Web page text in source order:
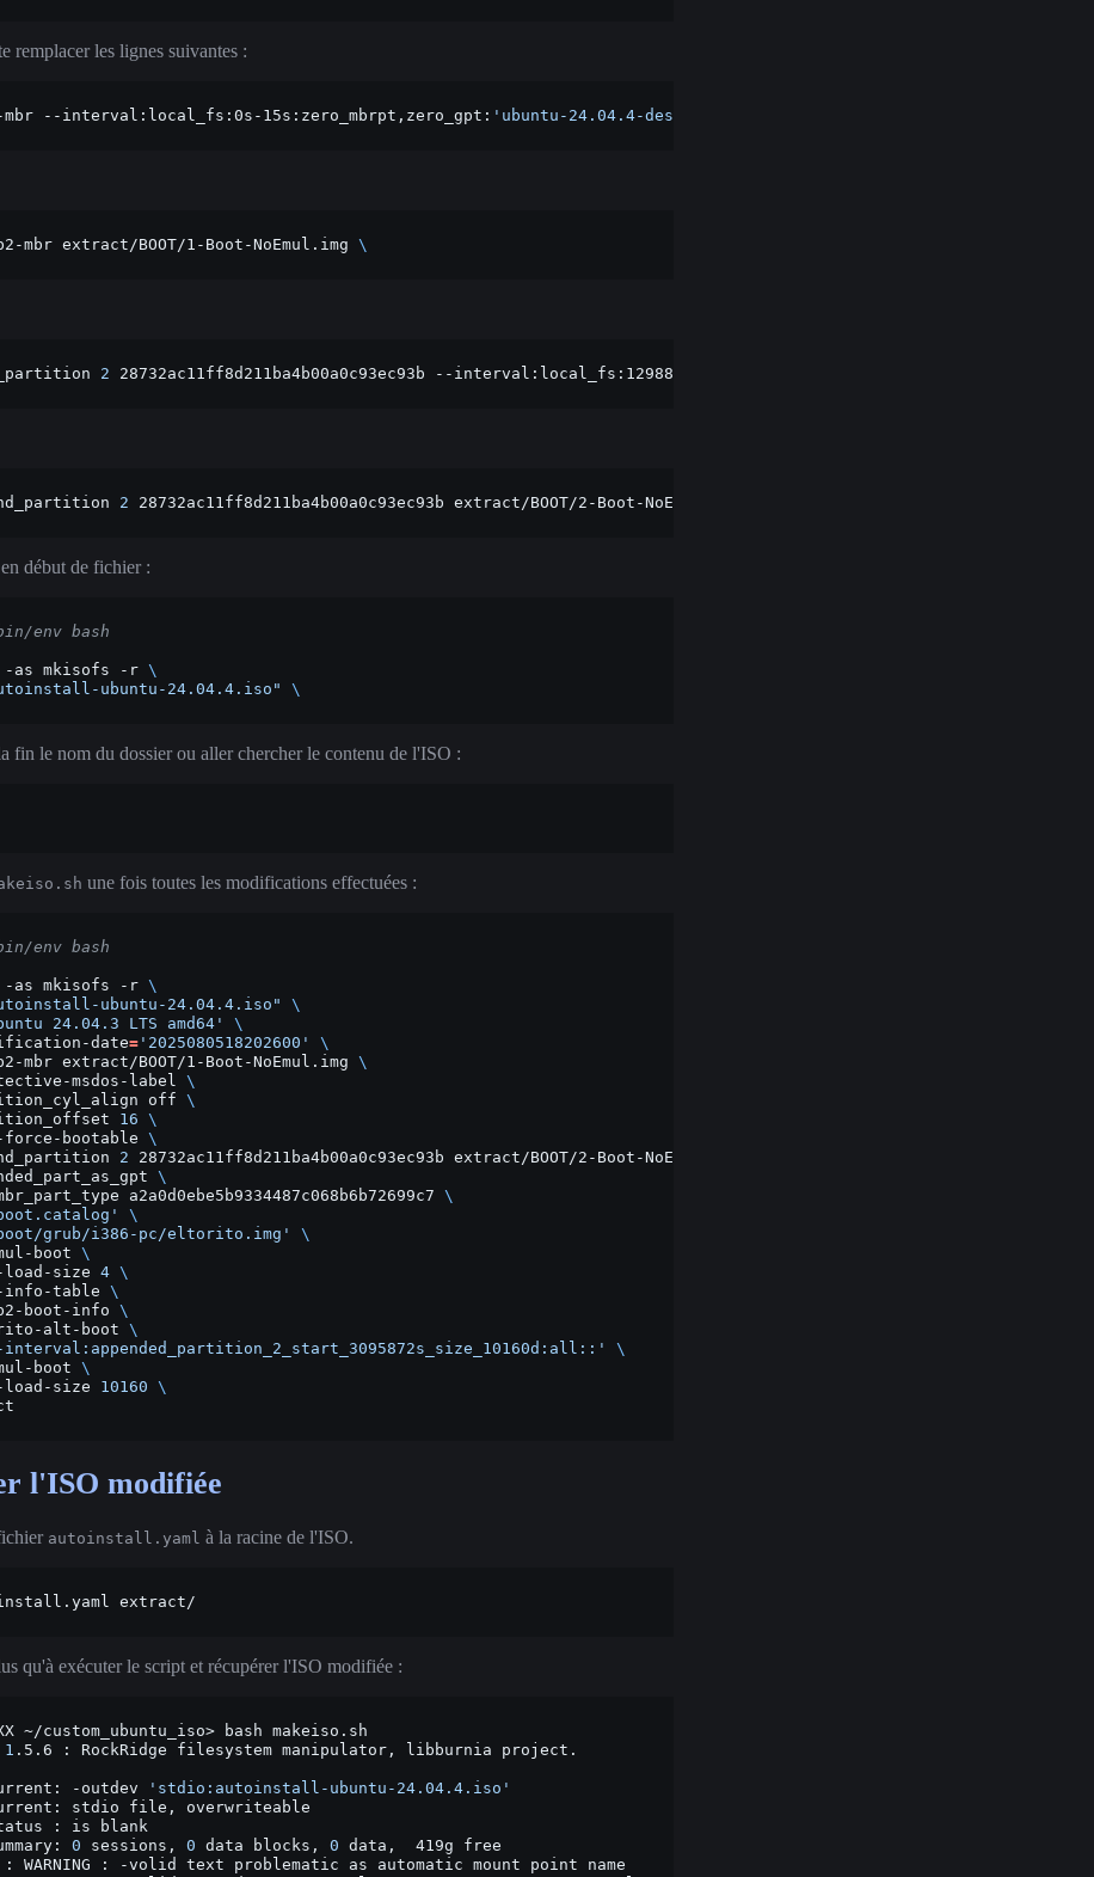
remplacer les lignes suivantes :
--interval:local_fs:0s-15s:zero_mbrpt,zero_gpt: 'ubuntu-24.04.4-desktop-amd64.iso'
mbr extract/BOOT/1-Boot-NoEmul.img \
2 28732ac11ff8d211ba4b00a0c93ec93b --interval:local_fs:12988432d-12998591d::
2 28732ac11ff8d211ba4b00a0c93ec93b extract/BOOT/2-Boot-NoEmul.img
début de fichier :
env bash
-as mkisofs -r \
ubuntu-24.04.4.iso" \
fin le nom du dossier ou aller chercher le contenu de l'ISO :
une fois toutes les modifications effectuées :
env bash
-as mkisofs -r \
ubuntu-24.04.4.iso"
\
24.04.3 LTS amd64'
\
date= '2025080518202600'
\
mbr extract/BOOT/1-Boot-NoEmul.img \
msdos-label
\
off \
16 \
force-bootable \
2 28732ac11ff8d211ba4b00a0c93ec93b extract/BOOT/2-Boot-NoEmul.img
\
a2a0d0ebe5b9334487c068b6b72699c7 \
\
grub/i386-pc/eltorito.img'
\
boot \
load-size 4 \
info-table
\
boot-info \
alt-boot
\
\
boot \
load-size
10160 \
l'ISO modifiée
autoinstall.yaml à la racine de l'ISO.
qu'à exécuter le script et récupérer l'ISO modifiée :
~/custom_ubuntu_iso> bash makeiso.sh
1 .5.6 : RockRidge filesystem manipulator, libburnia project.
-outdev
'stdio:autoinstall-ubuntu-24.04.4.iso'
stdio file,
overwriteable
: is
blank
0 sessions, 0 data blocks, 0 data, 419g
free
: WARNING : -volid text problematic as automatic mount point
name